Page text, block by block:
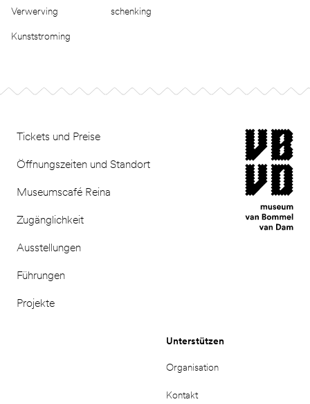
Verwerving schenking
Kunststroming
Tickets und Preise
Öffnungszeiten und Standort
Museumscafé Reina
Zugänglichkeit
Ausstellungen
Führungen
Projekte
museum van
Unterstützen
Organisation
Kontakt